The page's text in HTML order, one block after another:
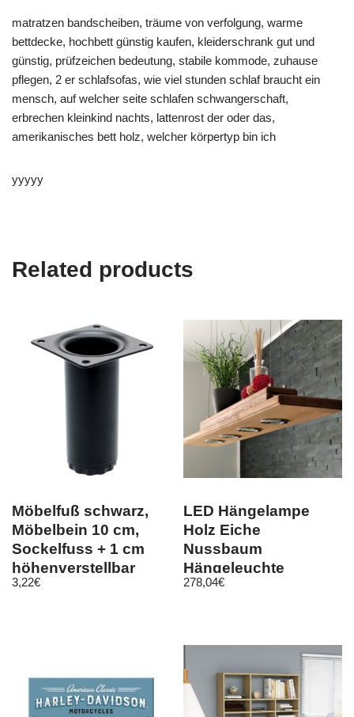
matratzen bandscheiben, träume von verfolgung, warme
bettdecke, hochbett günstig kaufen, kleiderschrank gut und
günstig, prüfzeichen bedeutung, stabile kommode, zuhause
pflegen, 2 er schlafsofas, wie viel stunden schlaf braucht ein
mensch, auf welcher seite schlafen schwangerschaft,
erbrechen kleinkind nachts, lattenrost der oder das,
amerikanisches bett holz, welcher körpertyp bin ich
yyyyy
Related products
Möbelfuß schwarz,
Möbelbein 10 cm,
Sockelfuss + 1 cm
höhenverstellbar
3,22€
LED Hängelampe
Holz Eiche
Nussbaum
Hängeleuchte
Pendelleuchte
278,04€